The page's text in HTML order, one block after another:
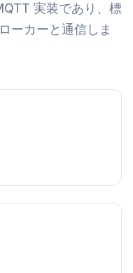
実装であり、標
ーカーと通信しま